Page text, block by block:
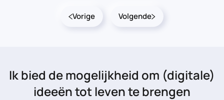
Vorige Volgende
Ik bied de mogelijkheid om (digitale)
ideeën tot leven te brengen